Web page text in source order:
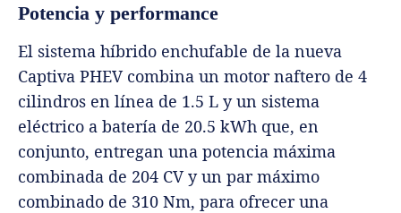
Potencia y performance
El sistema híbrido enchufable de la nueva
Captiva PHEV combina un motor naftero de 4
cilindros en línea de 1.5 L y un sistema
eléctrico a batería de 20.5 kWh que, en
conjunto, entregan una potencia máxima
combinada de 204 CV y un par máximo
combinado de 310 Nm, para ofrecer una